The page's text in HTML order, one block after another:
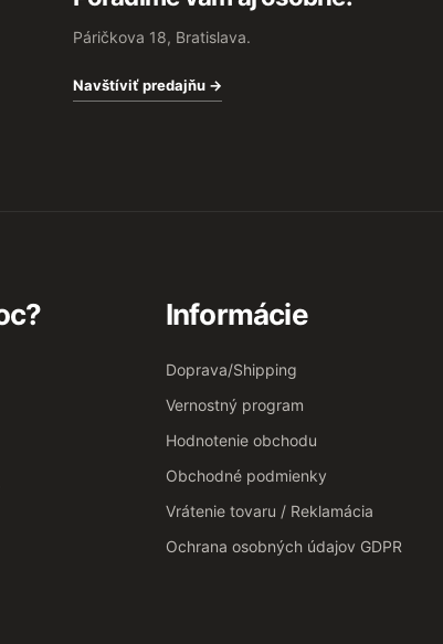
Páričkova 18, Bratislava.
Navštíviť predajňu →
Informácie
Doprava/Shipping
Vernostný program
Hodnotenie obchodu
Obchodné podmienky
Vrátenie tovaru / Reklamácia
Ochrana osobných údajov GDPR